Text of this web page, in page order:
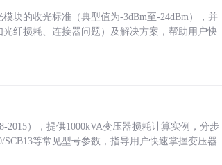
块的收光标准（典型值为-3dBm至-24dBm），并
纤损耗、连接器问题）及解决方案，帮助用户快
），提供1000kVA变压器损耗计算实例，分步
等常见型号参数，指导用户快速掌握变压器